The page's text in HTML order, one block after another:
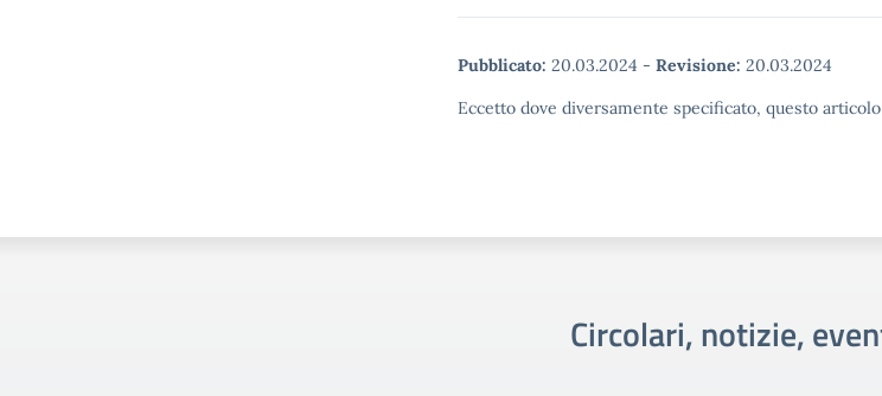
Pubblicato: 20.03.2024 - Revisione: 20.03.2024
Eccetto dove diversamente specificato, questo
Circolari, notizie,